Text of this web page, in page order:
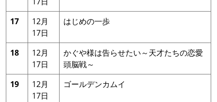
17
12月
17日
はじめの一歩
18
12月
17日
かぐや様は告らせたい～天才たちの恋愛
頭脳戦～
19
12月
17日
ゴールデンカムイ